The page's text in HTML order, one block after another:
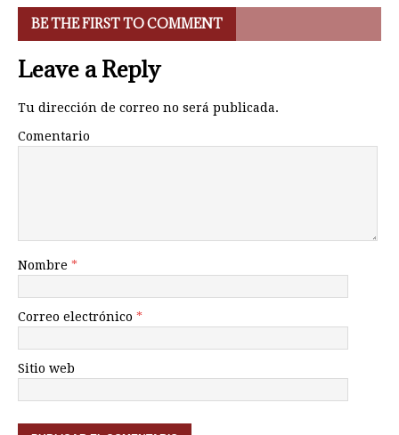
BE THE FIRST TO COMMENT
Leave a Reply
Tu dirección de correo no será publicada.
Comentario
Nombre *
Correo electrónico *
Sitio web